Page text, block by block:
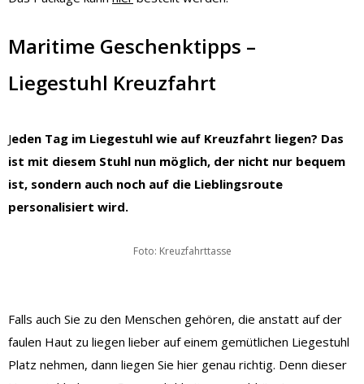
Maritime Geschenktipps –
Liegestuhl Kreuzfahrt
Jeden Tag im Liegestuhl wie auf Kreuzfahrt liegen? Das
ist mit diesem Stuhl nun möglich, der nicht nur bequem
ist, sondern auch noch auf die Lieblingsroute
personalisiert wird.
Foto: Kreuzfahrttasse
Falls auch Sie zu den Menschen gehören, die anstatt auf der
faulen Haut zu liegen lieber auf einem gemütlichen Liegestuhl
Platz nehmen, dann liegen Sie hier genau richtig. Denn dieser